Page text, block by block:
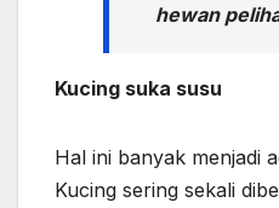
hewan
Kucing suka susu
Hal ini banyak menjadi
Kucing sering sekali